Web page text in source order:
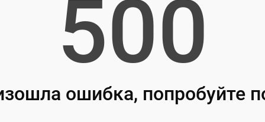
500
ошибка, попробуйте